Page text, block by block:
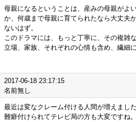
母親になるということは、産みの母親がよ
か、何歳まで母親に育てられたなら大丈夫
ないはず。
このドラマには、もっと丁寧に、その複雑
立場、家族、それぞれの心情も含め、繊細
2017-06-18 23:17:15
名前無し
最近は変なクレーム付ける人間が増えました
難癖付けられてテレビ局の方も大変ですね。